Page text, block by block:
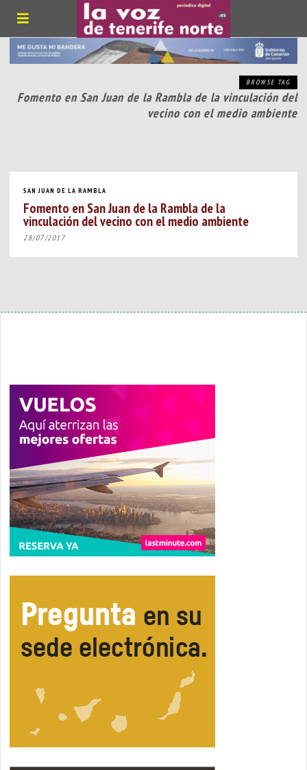
BROWSE TAG
Fomento en San Juan de la Rambla de la vinculación del
vecino con el medio ambiente
SAN JUAN DE LA RAMBLA
Fomento en San Juan de la Rambla de la
vinculación del vecino con el medio ambiente
28/07/2017